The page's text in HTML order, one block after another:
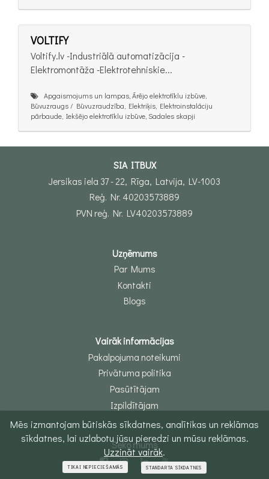
VOLTIFY
Voltify.lv -Industriālā automatizācija -
Elektromontāža -Elektrotehniskie...
Apgaismojums un lampas, Ārējo elektrotīklu izbūve,
Būvuzraugs / Būvuzraudzība, Elektriķis, Elektroinstalāciju
pārbaude, Iekšējo elektrotīklu izbūve, Sadales skapji
Mēs izmantojam būtiskās sīkdatnes, analītikas un reklāmas
sīkdatnes, lai uzlabotu jūsu pieredzi un mūsu reklāmas.
Uzzināt vairāk.
TIKAI NEPIECIEŠAMĀS STANDARTA SĪKDATNES
SIA ITBUX
Jersikas iela 37 - 22, Rīga, Latvija, LV-1003
Reģ. Nr. 40203573889
PVN reģ. Nr. LV40203573889
Uzņēmums
Par Mums
Kontakti
Blogs
Vairāk informācijas
Pakalpojuma noteikumi
Privātuma politika
Pasūtītājam
Izpildītājam
Seko mums